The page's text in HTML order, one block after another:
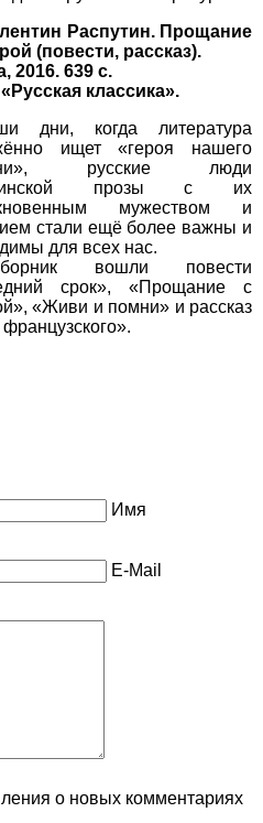
Распутин. Прощание
(повести, рассказ).
2016. 639 с.
классика».
дни, когда литература
ищет «героя нашего
русские люди
прозы с их
мужеством и
стали ещё более важны и
для всех нас.
вошли повести
срок», «Прощание с
«Живи и помни» и рассказ
Имя
E-Mail
о новых комментариях